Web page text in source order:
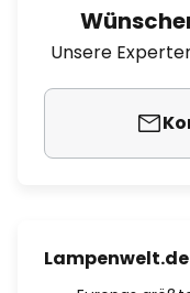
Unsere
Lampenwelt.de